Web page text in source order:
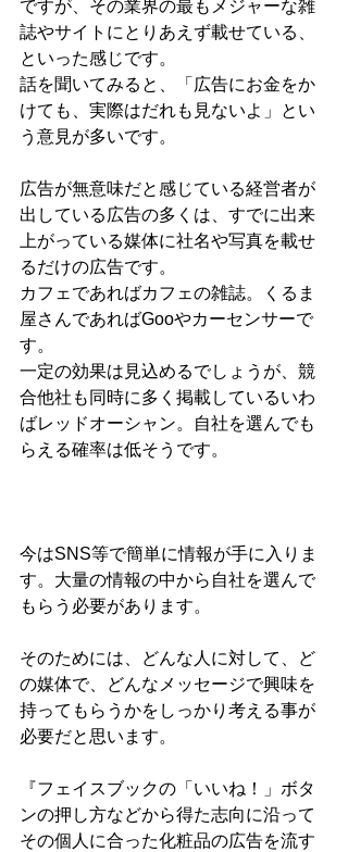
ですが、その業界の最もメジャーな雑
誌やサイトにとりあえず載せている、
といった感じです。
話を聞いてみると、「広告にお金をか
けても、実際はだれも見ないよ」とい
う意見が多いです。
広告が無意味だと感じている経営者が
出している広告の多くは、すでに出来
上がっている媒体に社名や写真を載せ
るだけの広告です。
カフェであればカフェの雑誌。くるま
屋さんであればGooやカーセンサーで
す。
一定の効果は見込めるでしょうが、競
合他社も同時に多く掲載しているいわ
ばレッドオーシャン。自社を選んでも
らえる確率は低そうです。
今はSNS等で簡単に情報が手に入りま
す。大量の情報の中から自社を選んで
もらう必要があります。
そのためには、どんな人に対して、ど
の媒体で、どんなメッセージで興味を
持ってもらうかをしっかり考える事が
必要だと思います。
『フェイスブックの「いいね！」ボタ
ンの押し方などから得た志向に沿って
その個人に合った化粧品の広告を流す